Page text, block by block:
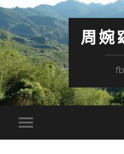
周婉
Toggle
mobile